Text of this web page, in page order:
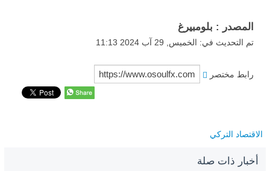
المصدر : بلومبيرغ
تم التحديث في: الخميس, 29 آب 2024 11:13
رابط مختصر
الاقتصاد التركي
أخبار ذات صلة